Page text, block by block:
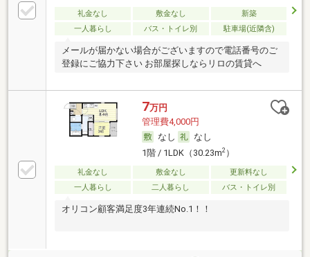
礼金なし 敷金なし
新築
一人暮らし
バス・トイレ別 駐車場(近隣含)
メールが届かない場合がございますので電話番号のご
登録にご協力下さい お部屋探しならリロの賃貸へ
7万円
管理費4,000円
なし
なし
1階 / 1LDK（30.23m2）
礼金なし 敷金なし
更新料なし
一人暮らし
二人暮らし バス・トイレ別
オリコン顧客満足度3年連続No.1！！